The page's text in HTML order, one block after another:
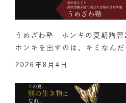
うめざわ塾 ホンキの夏期講
ホンキを出すのは、キミなんだ
2026年8月4日